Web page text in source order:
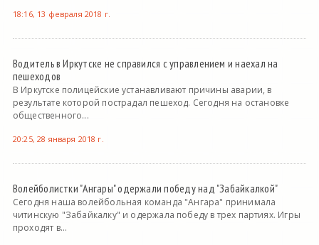
18:16, 13 февраля 2018 г.
Водитель в Иркутске не справился с управлением и наехал на
пешеходов
В Иркутске полицейские устанавливают причины аварии, в
результате которой пострадал пешеход. Сегодня на остановке
общественного...
20:25, 28 января 2018 г.
Волейболистки "Ангары" одержали победу над "Забайкалкой"
Сегодня наша волейбольная команда "Ангара" принимала
читинскую "Забайкалку" и одержала победу в трех партиях. Игры
проходят в...